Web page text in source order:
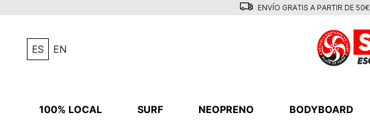
ENVÍO GRATIS A PARTIR DE 50€
ES EN
100% LOCAL SURF NEOPRENO BODYBOARD